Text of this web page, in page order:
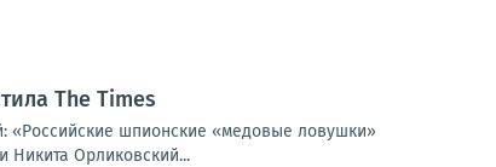
The Times
«Российские шпионские «медовые ловушки»
Никита Орликовский...